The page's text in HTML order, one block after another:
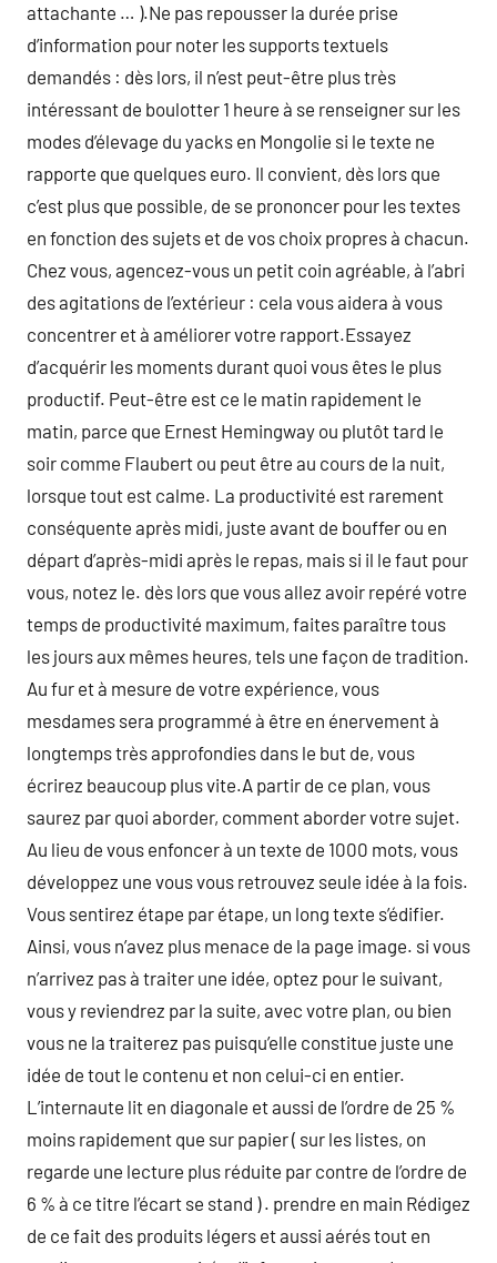
attachante … ).Ne pas repousser la durée prise
d’information pour noter les supports textuels
demandés : dès lors, il n’est peut-être plus très
intéressant de boulotter 1 heure à se renseigner sur les
modes d’élevage du yacks en Mongolie si le texte ne
rapporte que quelques euro. Il convient, dès lors que
c’est plus que possible, de se prononcer pour les textes
en fonction des sujets et de vos choix propres à chacun.
Chez vous, agencez-vous un petit coin agréable, à l’abri
des agitations de l’extérieur : cela vous aidera à vous
concentrer et à améliorer votre rapport.Essayez
d’acquérir les moments durant quoi vous êtes le plus
productif. Peut-être est ce le matin rapidement le
matin, parce que Ernest Hemingway ou plutôt tard le
soir comme Flaubert ou peut être au cours de la nuit,
lorsque tout est calme. La productivité est rarement
conséquente après midi, juste avant de bouffer ou en
départ d’après-midi après le repas, mais si il le faut pour
vous, notez le. dès lors que vous allez avoir repéré votre
temps de productivité maximum, faites paraître tous
les jours aux mêmes heures, tels une façon de tradition.
Au fur et à mesure de votre expérience, vous
mesdames sera programmé à être en énervement à
longtemps très approfondies dans le but de, vous
écrirez beaucoup plus vite.A partir de ce plan, vous
saurez par quoi aborder, comment aborder votre sujet.
Au lieu de vous enfoncer à un texte de 1000 mots, vous
développez une vous vous retrouvez seule idée à la fois.
Vous sentirez étape par étape, un long texte s’édifier.
Ainsi, vous n’avez plus menace de la page image. si vous
n’arrivez pas à traiter une idée, optez pour le suivant,
vous y reviendrez par la suite, avec votre plan, ou bien
vous ne la traiterez pas puisqu’elle constitue juste une
idée de tout le contenu et non celui-ci en entier.
L’internaute lit en diagonale et aussi de l’ordre de 25 %
moins rapidement que sur papier ( sur les listes, on
regarde une lecture plus réduite par contre de l’ordre de
6 % à ce titre l’écart se stand ) . prendre en main Rédigez
de ce fait des produits légers et aussi aérés tout en